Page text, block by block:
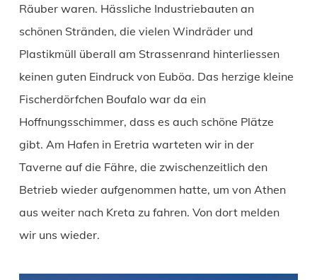
Räuber waren. Hässliche Industriebauten an
schönen Stränden, die vielen Windräder und
Plastikmüll überall am Strassenrand hinterliessen
keinen guten Eindruck von Euböa. Das herzige kleine
Fischerdörfchen Boufalo war da ein
Hoffnungsschimmer, dass es auch schöne Plätze
gibt. Am Hafen in Eretria warteten wir in der
Taverne auf die Fähre, die zwischenzeitlich den
Betrieb wieder aufgenommen hatte, um von Athen
aus weiter nach Kreta zu fahren. Von dort melden
wir uns wieder.